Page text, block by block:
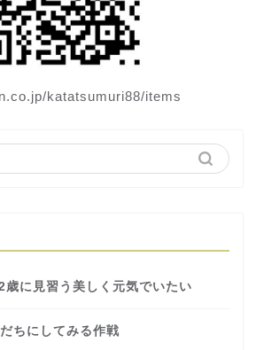
katatsumuri88/items
歳に見習う美しく元気でいたい
ちにしてみる作戦